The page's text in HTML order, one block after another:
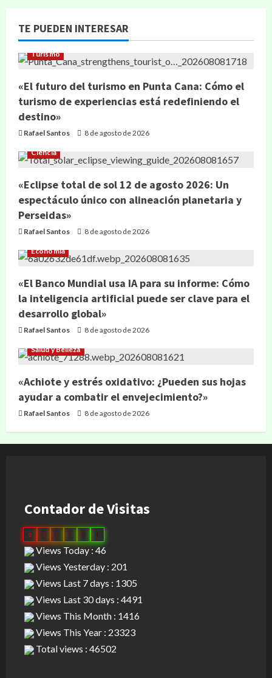
TE PUEDEN INTERESAR
Turismo
«El futuro del turismo en Punta Cana: Cómo el
turismo de experiencias está redefiniendo el
destino»
Rafael Santos 8 de agosto de 2026
Ciencia
«Eclipse total de sol 12 de agosto 2026: Un
espectáculo único con alineación planetaria y
Perseidas»
Rafael Santos 8 de agosto de 2026
Economía
«El Banco Mundial usa IA para su informe: Cómo
la inteligencia artificial puede ser clave para el
desarrollo global»
Rafael Santos 8 de agosto de 2026
Salud y Belleza
«Achiote y estrés oxidativo: ¿Pueden sus hojas
ayudar a combatir el envejecimiento?»
Rafael Santos 8 de agosto de 2026
Contador de Visitas
0 3 1 2 8 4
Views Today : 46
Views Yesterday : 201
Views Last 7 days : 1305
Views Last 30 days : 4491
Views This Month : 1416
Views This Year : 23323
Total views : 46502